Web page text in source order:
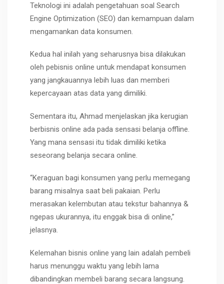
Teknologi ini adalah pengetahuan soal Search
Engine Optimization (SEO) dan kemampuan dalam
mengamankan data konsumen.
Kedua hal inilah yang seharusnya bisa dilakukan
oleh pebisnis online untuk mendapat konsumen
yang jangkauannya lebih luas dan memberi
kepercayaan atas data yang dimiliki.
Sementara itu, Ahmad menjelaskan jika kerugian
berbisnis online ada pada sensasi belanja offline.
Yang mana sensasi itu tidak dimiliki ketika
seseorang belanja secara online.
“Keraguan bagi konsumen yang perlu memegang
barang misalnya saat beli pakaian. Perlu
merasakan kelembutan atau tekstur bahannya &
ngepas ukurannya, itu enggak bisa di online,”
jelasnya.
Kelemahan bisnis online yang lain adalah pembeli
harus menunggu waktu yang lebih lama
dibandingkan membeli barang secara langsung.